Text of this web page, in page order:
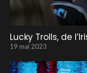
Lucky Trolls, de
19 mai 2023